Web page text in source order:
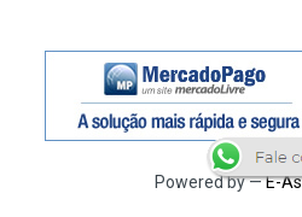
Powered by —E-